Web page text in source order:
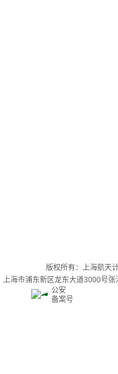
版权所有：上海航天
上海市浦东新区龙东大道3000号
公安
备案号